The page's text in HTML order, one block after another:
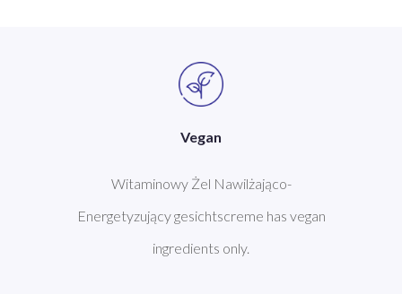
Vegan
Witaminowy Żel Nawilżająco-
Energetyzujący gesichtscreme has vegan
ingredients only.